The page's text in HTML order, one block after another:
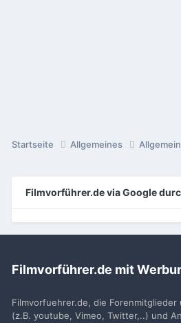
Startseite Allgemeines
Filmvorführer.de via Google
Filmvorführer.de mit
Filmvorfuehrer.de, die
(z.B. youtube, Vimeo, Twitter,..) und